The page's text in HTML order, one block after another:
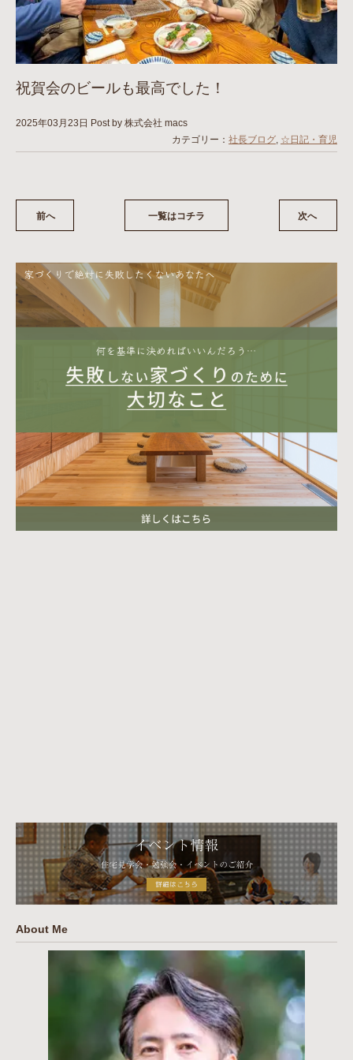
祝賀会のビールも最高でした！
2025年03月23日 Post by 株式会社 macs
カテゴリー： 社長ブログ, ☆日記・育児
前へ 一覧はコチラ 次へ
About Me